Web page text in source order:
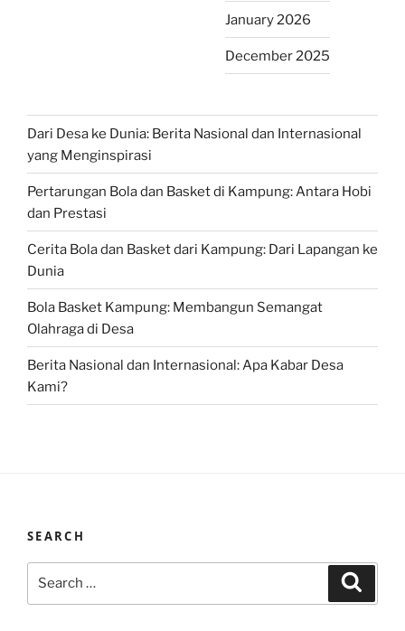
January 2026
December 2025
Dari Desa ke Dunia: Berita Nasional dan Internasional
yang Menginspirasi
Pertarungan Bola dan Basket di Kampung: Antara Hobi
dan Prestasi
Cerita Bola dan Basket dari Kampung: Dari Lapangan ke
Dunia
Bola Basket Kampung: Membangun Semangat
Olahraga di Desa
Berita Nasional dan Internasional: Apa Kabar Desa
Kami?
SEARCH